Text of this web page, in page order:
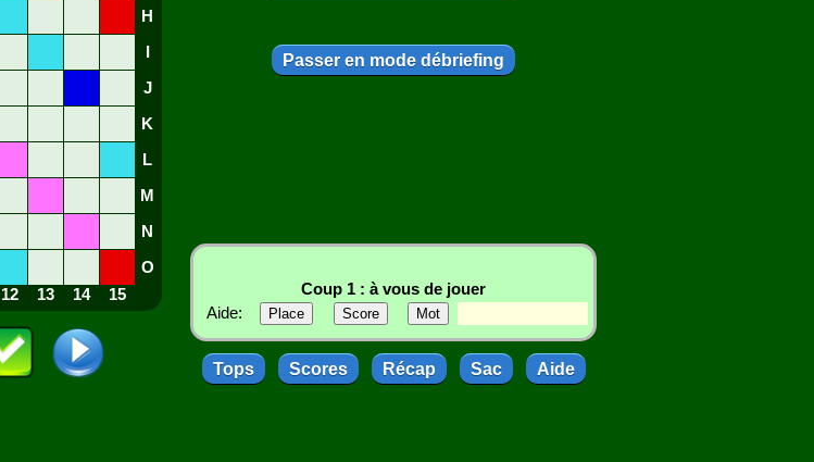
H
J
K
L
M
N
O
12 13 14 15
Passer en mode débriefing
Coup 1 : à vous de jouer
Aide:
Tops Scores Récap Sac Aide